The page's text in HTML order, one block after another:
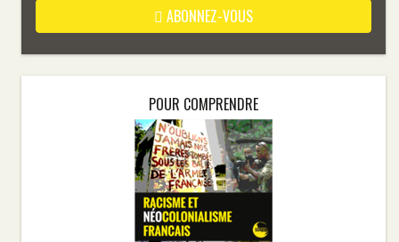
ABONNEZ-VOUS
POUR COMPRENDRE